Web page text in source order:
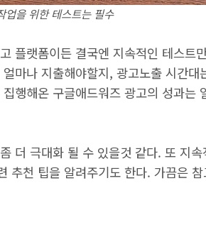
업을 위한 테스트는 필수
플랫폼이든 결국엔 지속적인 테스트
마나 지출해야할지, 광고노출 시간대
행해온 구글애드워즈 광고의 성과는
더 극대화 될 수 있을것 같다. 또 지속
추천 팁을 알려주기도 한다. 가끔은